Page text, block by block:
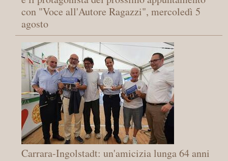
con "Voce all'Autore Ragazzi", mercoledì 5
agosto
Carrara-Ingolstadt: un'amicizia lunga 64 anni